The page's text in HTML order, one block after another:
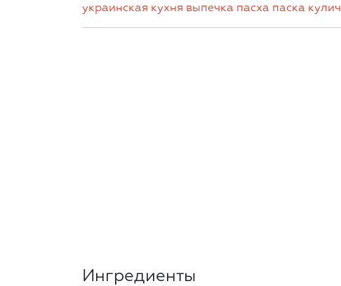
украинская кухня выпечка пасха паска кулич
Ингредиенты